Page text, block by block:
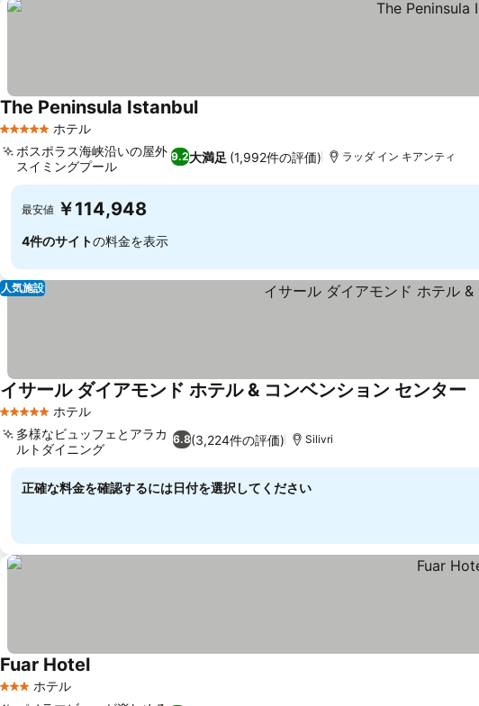
5 ホテルのランク
ホテル
The Peninsula Istanbul
9.2大満足 (1,992件の評価)
ボスポラス海峡沿いの屋外
スイミングプール
ラッダ イン キアンティ
最安値 ￥114,948
4件のサイトの料金を表示
人気施設
5 ホテルのランク
ホテル
イサール ダイアモンド ホテル & コンベンション センター
6.8(3,224件の評価)
多様なビュッフェとアラカ
ルトダイニング
Silivri
正確な料金を確認するには日付を選択してください
3 ホテルのランク
ホテル
Fuar Hotel